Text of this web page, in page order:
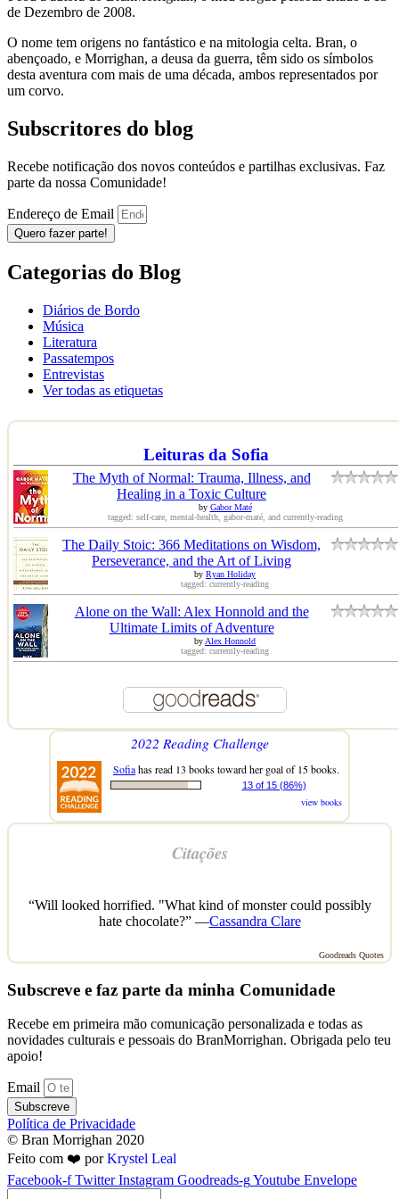
de Dezembro de 2008.
O nome tem origens no fantástico e na mitologia celta. Bran, o
abençoado, e Morrighan, a deusa da guerra, têm sido os símbolos
desta aventura com mais de uma década, ambos representados por
um corvo.
Subscritores do blog
Recebe notificação dos novos conteúdos e partilhas exclusivas. Faz
parte da nossa Comunidade!
Endereço de Email
Quero fazer parte!
Categorias do Blog
Diários de Bordo
Música
Literatura
Passatempos
Entrevistas
Ver todas as etiquetas
Leituras da Sofia
The Myth of Normal: Trauma, Illness, and
Healing in a Toxic Culture
by Gabor Maté
tagged: self-care, mental-health, gabor-maté, and currently-reading
The Daily Stoic: 366 Meditations on Wisdom,
Perseverance, and the Art of Living
by Ryan Holiday
tagged: currently-reading
Alone on the Wall: Alex Honnold and the
Ultimate Limits of Adventure
byAlex Honnold
tagged: currently-reading
2022 Reading Challenge
Sofiahas read 13 books toward her goal of 15 books.
13 of 15 (86%)
view books
Citações
“Will looked horrified. "What kind of monster could possibly
hate chocolate?” —Cassandra Clare
Goodreads Quotes
Subscreve e faz parte da minha Comunidade
Recebe em primeira mão comunicação personalizada e todas as
novidades culturais e pessoais do BranMorrighan. Obrigada pelo teu
apoio!
Email
Subscreve
Política de Privacidade
© Bran Morrighan 2020
Feito com ❤️ porKrystel Leal
Facebook-f Twitter Instagram Goodreads-gYoutube Envelope